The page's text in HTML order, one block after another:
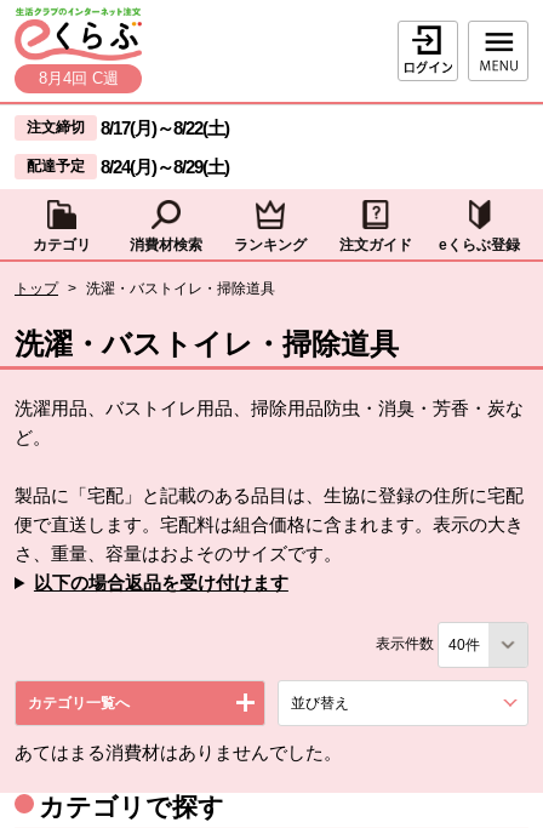
ページの先頭です。
本文へジャンプする。
8月4回 C週
ログイン
ここからサイト内共通メニューです。
サイト内共通メニューをスキップする
注文締切 8/17(月)～8/22(土)
配達予定 8/24(月)～8/29(土)
カテゴリ 消費材検索 ランキング 注文ガイド eくらぶ登録
トップ > 洗濯・バストイレ・掃除道具
洗濯・バストイレ・掃除道具
洗濯用品、バストイレ用品、掃除用品防虫・消臭・芳香・炭な
ど。
製品に「宅配」と記載のある品目は、生協に登録の住所に宅配
便で直送します。宅配料は組合価格に含まれます。表示の大き
さ、重量、容量はおよそのサイズです。
以下の場合返品を受け付けます
表示件数
カテゴリ一覧へ 並び替え
あてはまる消費材はありませんでした。
カテゴリで探す